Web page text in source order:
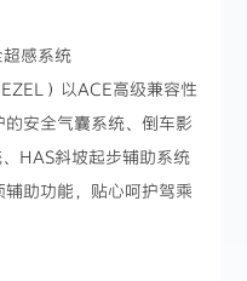
感系统
）以ACE高级兼容性
安全气囊系统、倒车影
HAS斜坡起步辅助系统
助功能，贴心呵护驾乘